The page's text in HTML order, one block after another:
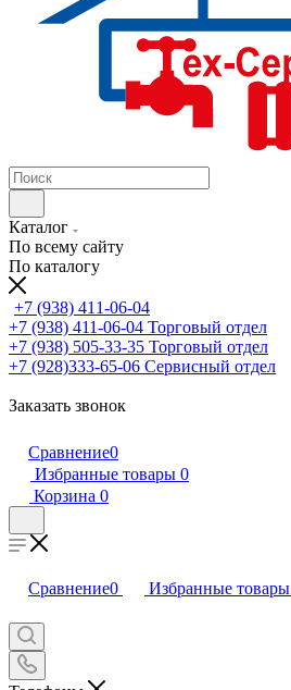
Каталог
По всему сайту
По каталогу
+7 (938) 411-06-04
+7 (938) 411-06-04 Торговый отдел
+7 (938) 505-33-35 Торговый отдел
+7 (928)333-65-06 Сервисный отдел
Заказать звонок
Сравнение0
Избранные товары 0
Корзина 0
Сравнение0 Избранные товары